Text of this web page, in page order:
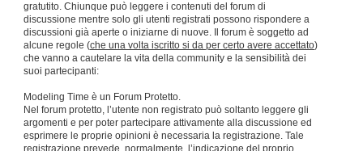
gratutito. Chiunque può leggere i contenuti del forum di
discussione mentre solo gli utenti registrati possono rispondere a
discussioni già aperte o iniziarne di nuove. Il forum è soggetto ad
alcune regole (che una volta iscritto si da per certo avere accettato)
che vanno a cautelare la vita della community e la sensibilità dei
suoi partecipanti:
Modeling Time è un Forum Protetto.
Nel forum protetto, l’utente non registrato può soltanto leggere gli
argomenti e per poter partecipare attivamente alla discussione ed
esprimere le proprie opinioni è necessaria la registrazione. Tale
registrazione prevede, normalmente, l’indicazione del proprio